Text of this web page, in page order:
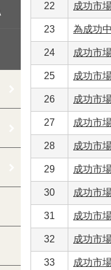
22 成功市
23 為成功
24 成功市
25 成功市
26 成功市
27 成功市
28 成功市
29 成功市
30 成功市
31 成功市
32 成功市
33 成功市